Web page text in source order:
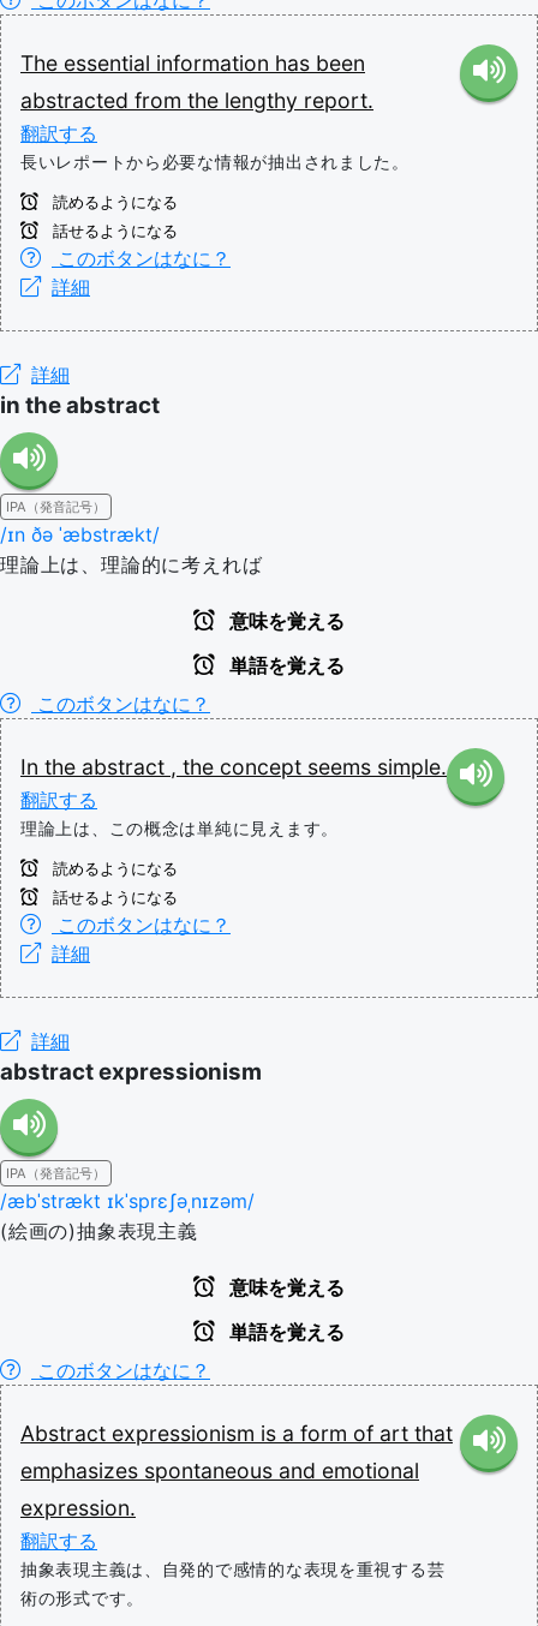
The essential information has been
abstracted from the lengthy report.
翻訳する
長いレポートから必要な情報が抽出されました。
読めるようになる
話せるようになる
このボタンはなに？
詳細
詳細
in the abstract
IPA（発音記号）
/ɪn ðə ˈæbstrækt/
理論上は、理論的に考えれば
意味を覚える
単語を覚える
このボタンはなに？
In the abstract , the concept seems simple.
翻訳する
理論上は、この概念は単純に見えます。
読めるようになる
話せるようになる
このボタンはなに？
詳細
詳細
abstract expressionism
IPA（発音記号）
/æbˈstrækt ɪkˈsprɛʃəˌnɪzəm/
(絵画の)抽象表現主義
意味を覚える
単語を覚える
このボタンはなに？
Abstract expressionism is a form of art that
emphasizes spontaneous and emotional
expression.
翻訳する
抽象表現主義は、自発的で感情的な表現を重視する芸
術の形式です。